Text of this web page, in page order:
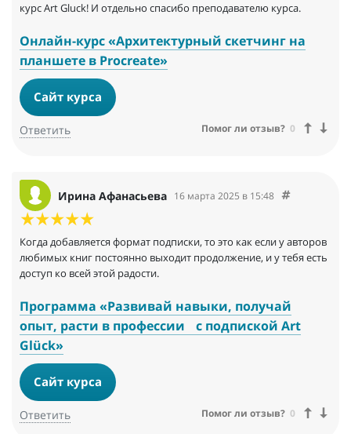
курс Art Gluck! И отдельно спасибо преподавателю курса.
Онлайн-курс «Архитектурный скетчинг на
планшете в Procreate»
Сайт курса
Ответить Помог ли отзыв? 0
Ирина Афанасьева 16 марта 2025 в 15:48
Когда добавляется формат подписки, то это как если у авторов
любимых книг постоянно выходит продолжение, и у тебя есть
доступ ко всей этой радости.
Программа «Развивай навыки, получай
опыт, расти в профессии с подпиской Art
Glück»
Сайт курса
Ответить Помог ли отзыв? 0